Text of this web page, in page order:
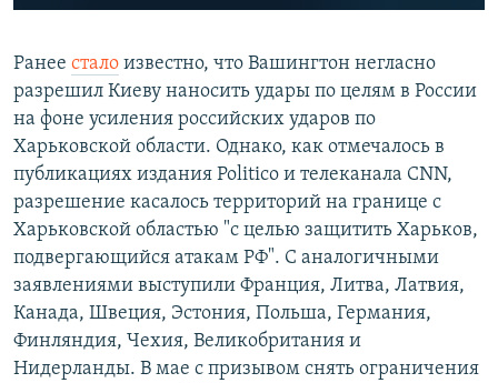
Auto 240p 360p 480p
720p 1080p
360p
480p
1080p
Ранее стало известно, что Вашингтон негласно
разрешил Киеву наносить удары по целям в России
на фоне усиления российских ударов по
Харьковской области. Однако, как отмечалось в
публикациях издания Politico и телеканала CNN,
разрешение касалось территорий на границе с
Харьковской областью "с целью защитить Харьков,
подвергающийся атакам РФ". С аналогичными
заявлениями выступили Франция, Литва, Латвия,
Канада, Швеция, Эстония, Польша, Германия,
Финляндия, Чехия, Великобритания и
Нидерланды. В мае с призывом снять ограничения